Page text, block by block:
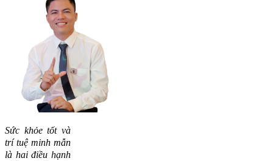
Sức khỏe tốt và
trí tuệ minh mẫn
là hai điều hạnh